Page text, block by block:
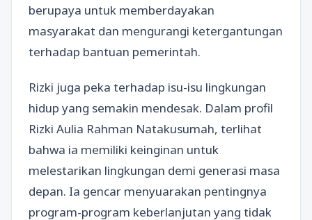
berupaya untuk memberdayakan
masyarakat dan mengurangi ketergantungan
terhadap bantuan pemerintah.
Rizki juga peka terhadap isu-isu lingkungan
hidup yang semakin mendesak. Dalam profil
Rizki Aulia Rahman Natakusumah, terlihat
bahwa ia memiliki keinginan untuk
melestarikan lingkungan demi generasi masa
depan. Ia gencar menyuarakan pentingnya
program-program keberlanjutan yang tidak